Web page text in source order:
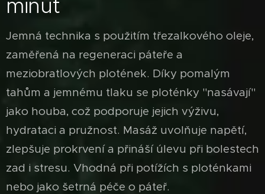
minut
Jemná technika s použitím třezalkového oleje,
zaměřená na regeneraci páteře a
meziobratlových plotének. Díky pomalým
tahům a jemnému tlaku se ploténky "nasávají"
jako houba, což podporuje jejich výživu,
hydrataci a pružnost. Masáž uvolňuje napětí,
zlepšuje prokrvení a přináší úlevu při bolestech
zad i stresu. Vhodná při potížích s ploténkami
nebo jako šetrná péče o páteř.